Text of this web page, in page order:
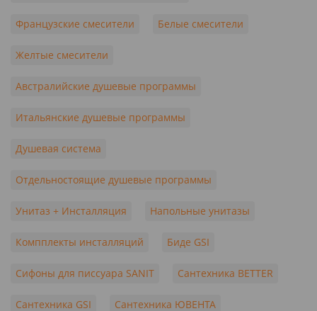
Французские смесители Белые смесители
Желтые смесители
Австралийские душевые программы
Итальянские душевые программы
Душевая система
Отдельностоящие душевые программы
Унитаз + Инсталляция Напольные унитазы
Компплекты инсталляций Биде GSI
Сифоны для писсуара SANIT Сантехника BETTER
Сантехника GSI Сантехника ЮВЕНТА